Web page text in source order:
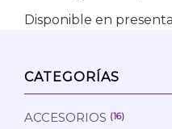
Disponible en
CATEGORÍAS
ACCESORIOS (16)